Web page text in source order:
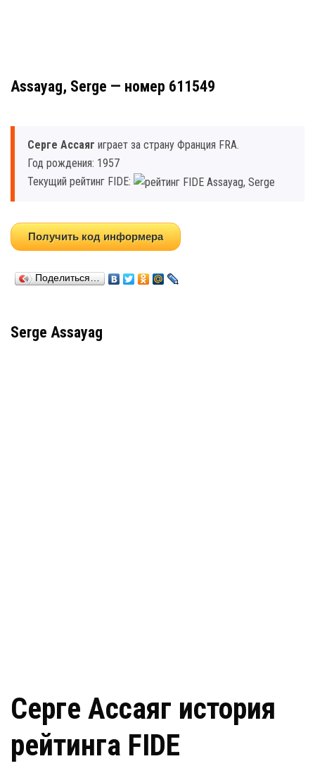
Assayag, Serge — номер 611549
Серге Ассаяг играет за страну Франция FRA.
Год рождения: 1957
Текущий рейтинг FIDE:
Получить код информера
Поделиться…
Serge Assayag
Серге Ассаяг история
рейтинга FIDE